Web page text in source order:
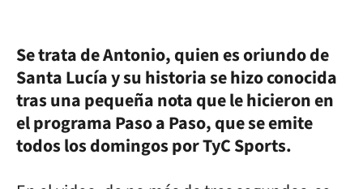
Se trata de Antonio, quien es oriundo de
Santa Lucía y su historia se hizo conocida
tras una pequeña nota que le hicieron en
el programa Paso a Paso, que se emite
todos los domingos por TyC Sports.